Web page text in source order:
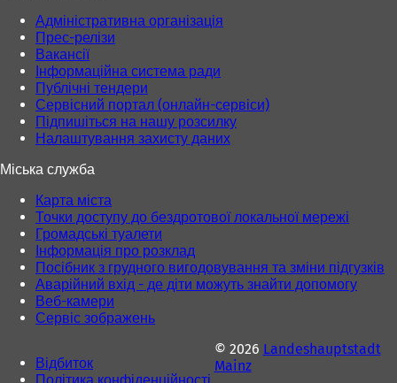
Адміністративна організація
Прес-релізи
Вакансії
Інформаційна система ради
Публічні тендери
Сервісний портал (онлайн-сервіси)
Підпишіться на нашу розсилку
Налаштування захисту даних
Міська служба
Карта міста
Точки доступу до бездротової локальної мережі
Громадські туалети
Інформація про розклад
Посібник з грудного вигодовування та зміни підгузків
Аварійний вхід - де діти можуть знайти допомогу
Веб-камери
Сервіс зображень
Відбиток
© 2026 Landeshauptstadt
Mainz